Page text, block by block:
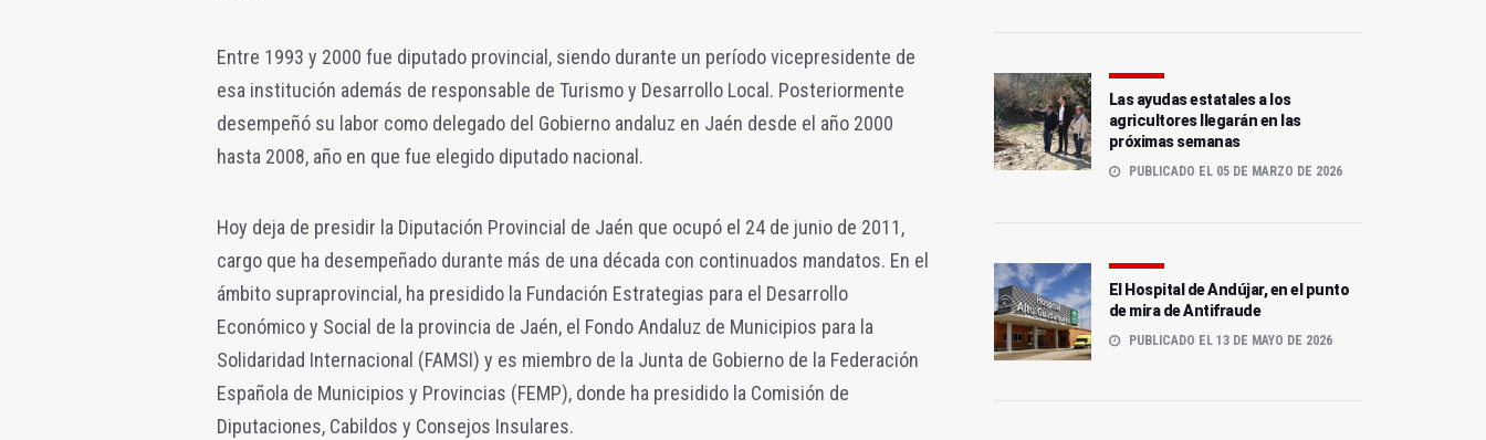
Entre 1993 y 2000 fue diputado provincial, siendo durante un período vicepresidente de
esa institución además de responsable de Turismo y Desarrollo Local. Posteriormente
desempeñó su labor como delegado del Gobierno andaluz en Jaén desde el año 2000
hasta 2008, año en que fue elegido diputado nacional.
Hoy deja de presidir la Diputación Provincial de Jaén que ocupó el 24 de junio de 2011,
cargo que ha desempeñado durante más de una década con continuados mandatos. En el
ámbito supraprovincial, ha presidido la Fundación Estrategias para el Desarrollo
Económico y Social de la provincia de Jaén, el Fondo Andaluz de Municipios para la
Solidaridad Internacional (FAMSI) y es miembro de la Junta de Gobierno de la Federación
Española de Municipios y Provincias (FEMP), donde ha presidido la Comisión de
Diputaciones, Cabildos y Consejos Insulares.
Las ayudas estatales a los
agricultores llegarán en las
próximas semanas
PUBLICADO EL 05 DE MARZO DE 2026
El Hospital de Andújar, en el punto
de mira de Antifraude
PUBLICADO EL 13 DE MAYO DE 2026